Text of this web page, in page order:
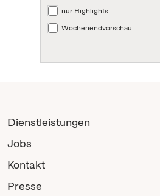
nur Highlights
Wochenendvorschau
Dienstleistungen
Jobs
Kontakt
Presse